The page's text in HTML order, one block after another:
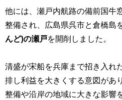
他には、瀬戸内航路の備前国牛
整備され、広島県呉市と倉橋島
んど)の瀬戸を開削しました。
清盛が宋船を兵庫まで招き入れ
排し利益を大きくする意図があ
整備や沿岸の地域に大きな影響